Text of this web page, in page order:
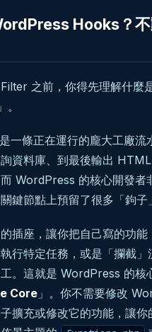
Hooks？
之前，你得先理解什麼
一條正在運行的龐大工廠流
資料庫、到最後輸出
WordPress 的核心開發者
鍵節點上預留了很多「鉤子
插座，讓你把自己寫的功能
行特定任務，或是「攔截」
。這就是 WordPress 的核
Core 」。你不需要修改
擴充或修改它的功能，讓你